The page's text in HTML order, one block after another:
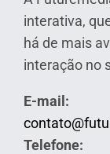
interativa,
há de mais
interação no
E-mail:
Telefone: